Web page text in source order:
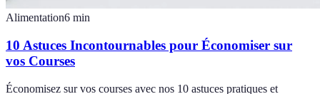
Alimentation6 min
10 Astuces Incontournables pour Économiser sur
vos Courses
Économisez sur vos courses avec nos 10 astuces pratiques et